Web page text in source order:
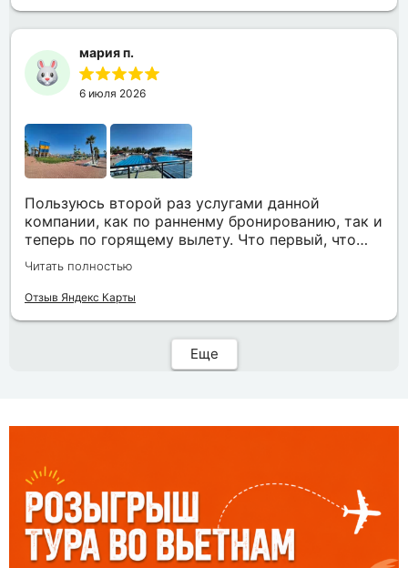
мария п.
6 июля 2026
Пользуюсь второй раз услугами данной
компании, как по ранненму бронированию, так и
теперь по горящему вылету. Что первый, что
второй раз путёвки подобраны под наши
индивидуальные запросы идеально. Работаем с
менеджером Анной Макеевой, всегда на связи,
Читать полностью
Отзыв Яндекс Карты
Еще